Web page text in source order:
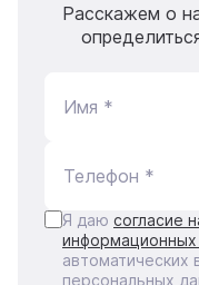
Расскажем о
Имя *
Телефон *
Я даю согласие
автоматических
персональных